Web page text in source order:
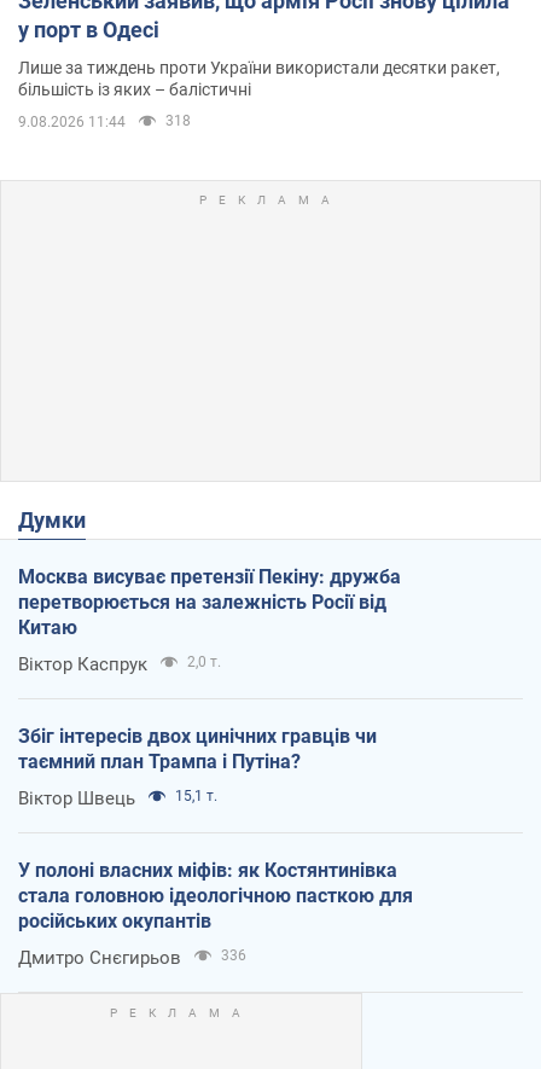
у порт в Одесі
Лише за тиждень проти України використали десятки ракет,
більшість із яких – балістичні
9.08.2026 11:44 318
Думки
Москва висуває претензії Пекіну: дружба
перетворюється на залежність Росії від
Китаю
Віктор Каспрук 2,0 т.
Збіг інтересів двох цинічних гравців чи
таємний план Трампа і Путіна?
Віктор Швець 15,1 т.
У полоні власних міфів: як Костянтинівка
стала головною ідеологічною пасткою для
російських окупантів
Дмитро Снєгирьов 336